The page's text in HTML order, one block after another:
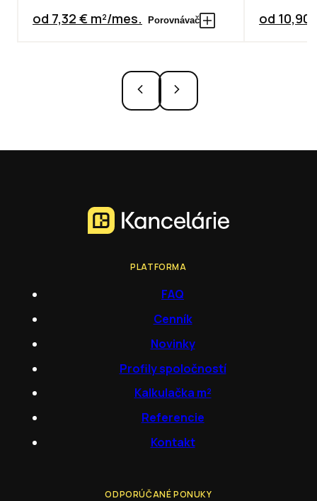
od 7,32 € m²/mes. Porovnávač od 10,90
PLATFORMA
FAQ
Cenník
Novinky
Profily spoločností
Kalkulačka m²
Referencie
Kontakt
ODPORÚČANÉ PONUKY